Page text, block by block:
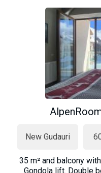
New Gudauri
35 m² and balcony
Gondola lift. Double